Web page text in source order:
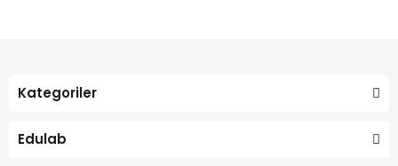
Kategoriler
Edulab